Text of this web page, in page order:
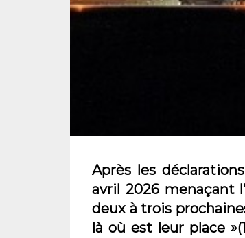
Après les
avril 2026 menaçant
deux à trois
là où est leur place